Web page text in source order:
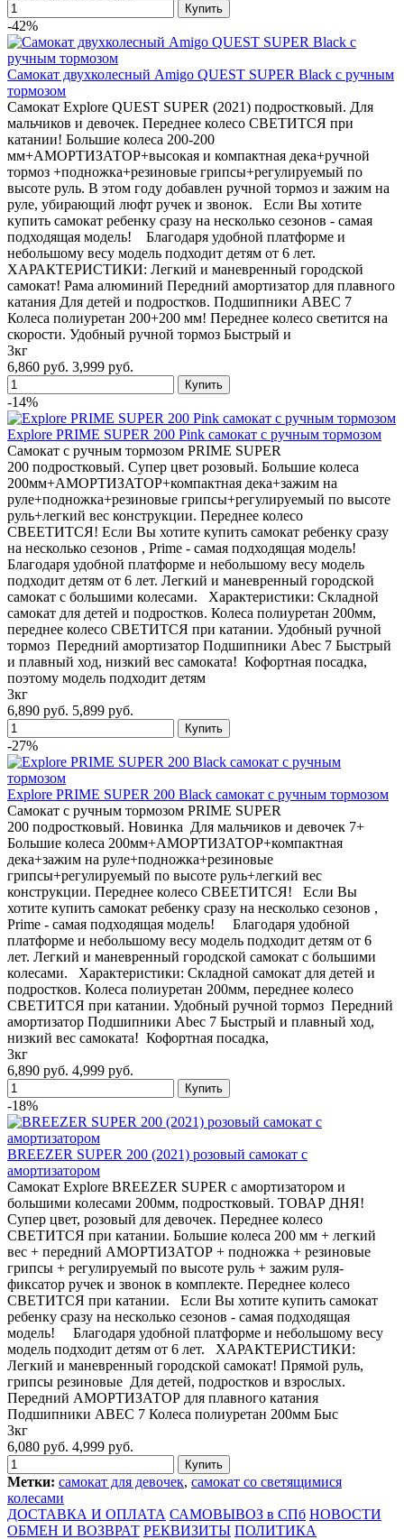
-42%
Самокат двухколесный Amigo QUEST SUPER Black с ручным
тормозом
Самокат Explore QUEST SUPER (2021) подростковый. Для
мальчиков и девочек. Переднее колесо СВЕТИТСЯ при
катании! Большие колеса 200-200
мм+АМОРТИЗАТОР+высокая и компактная дека+ручной
тормоз +подножка+резиновые грипсы+регулируемый по
высоте руль. В этом году добавлен ручной тормоз и зажим на
руле, убирающий люфт ручек и звонок. Если Вы хотите
купить самокат ребенку сразу на несколько сезонов - самая
подходящая модель! Благодаря удобной платформе и
небольшому весу модель подходит детям от 6 лет.
ХАРАКТЕРИСТИКИ: Легкий и маневренный городской
самокат! Рама алюминий Передний амортизатор для плавного
катания Для детей и подростков. Подшипники ABEC 7
Колеса полиуретан 200+200 мм! Переднее колесо светится на
скорости. Удобный ручной тормоз Быстрый и
3кг
6,860 руб. 3,999 руб.
-14%
Explore PRIME SUPER 200 Pink самокат с ручным тормозом
Самокат с ручным тормозом PRIME SUPER
200 подростковый. Супер цвет розовый. Большие колеса
200мм+АМОРТИЗАТОР+компактная дека+зажим на
руле+подножка+резиновые грипсы+регулируемый по высоте
руль+легкий вес конструкции. Переднее колесо
СВЕЕТИТСЯ! Если Вы хотите купить самокат ребенку сразу
на несколько сезонов , Prime - самая подходящая модель!
Благодаря удобной платформе и небольшому весу модель
подходит детям от 6 лет. Легкий и маневренный городской
самокат с большими колесами. Характеристики: Складной
самокат для детей и подростков. Колеса полиуретан 200мм,
переднее колесо СВЕТИТСЯ при катании. Удобный ручной
тормоз Передний амортизатор Подшипники Abec 7 Быстрый
и плавный ход, низкий вес самоката! Кофортная посадка,
поэтому модель подходит детям
3кг
6,890 руб. 5,899 руб.
-27%
Explore PRIME SUPER 200 Black самокат с ручным тормозом
Самокат с ручным тормозом PRIME SUPER
200 подростковый. Новинка Для мальчиков и девочек 7+
Большие колеса 200мм+АМОРТИЗАТОР+компактная
дека+зажим на руле+подножка+резиновые
грипсы+регулируемый по высоте руль+легкий вес
конструкции. Переднее колесо СВЕЕТИТСЯ! Если Вы
хотите купить самокат ребенку сразу на несколько сезонов ,
Prime - самая подходящая модель! Благодаря удобной
платформе и небольшому весу модель подходит детям от 6
лет. Легкий и маневренный городской самокат с большими
колесами. Характеристики: Складной самокат для детей и
подростков. Колеса полиуретан 200мм, переднее колесо
СВЕТИТСЯ при катании. Удобный ручной тормоз Передний
амортизатор Подшипники Abec 7 Быстрый и плавный ход,
низкий вес самоката! Кофортная посадка,
3кг
6,890 руб. 4,999 руб.
-18%
BREEZER SUPER 200 (2021) розовый самокат с
амортизатором
Самокат Explore BREEZER SUPER с амортизатором и
большими колесами 200мм, подростковый. ТОВАР ДНЯ!
Супер цвет, розовый для девочек. Переднее колесо
СВЕТИТСЯ при катании. Большие колеса 200 мм + легкий
вес + передний АМОРТИЗАТОР + подножка + резиновые
грипсы + регулируемый по высоте руль + зажим руля-
фиксатор ручек и звонок в комплекте. Переднее колесо
СВЕТИТСЯ при катании. Если Вы хотите купить самокат
ребенку сразу на несколько сезонов - самая подходящая
модель! Благодаря удобной платформе и небольшому весу
модель подходит детям от 6 лет. ХАРАКТЕРИСТИКИ:
Легкий и маневренный городской самокат! Прямой руль,
грипсы резиновые Для детей, подростков и взрослых.
Передний АМОРТИЗАТОР для плавного катания
Подшипники ABEC 7 Колеса полиуретан 200мм Быс
3кг
6,080 руб. 4,999 руб.
Метки: самокат для девочек, самокат со светящимися
колесами
ДОСТАВКА И ОПЛАТА САМОВЫВОЗ в СПб НОВОСТИ
ОБМЕН И ВОЗВРАТ РЕКВИЗИТЫ ПОЛИТИКА